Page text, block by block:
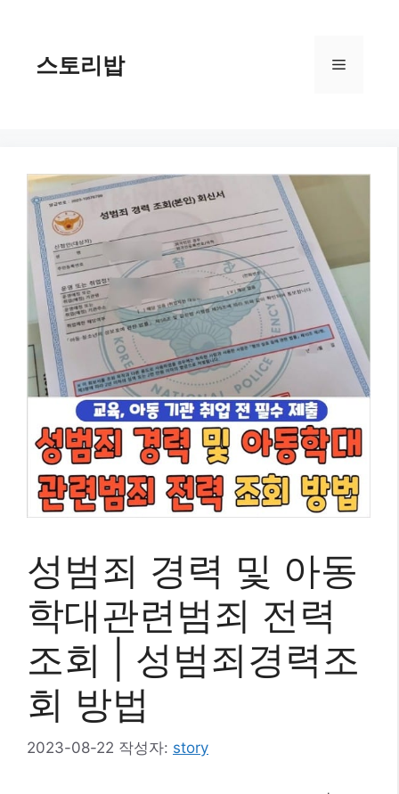
스토리밥 메
성범죄 경력 및 아동
학대관련범죄 전력
조회 | 성범죄경력조
회 방법
2023-08-22 작성자: story